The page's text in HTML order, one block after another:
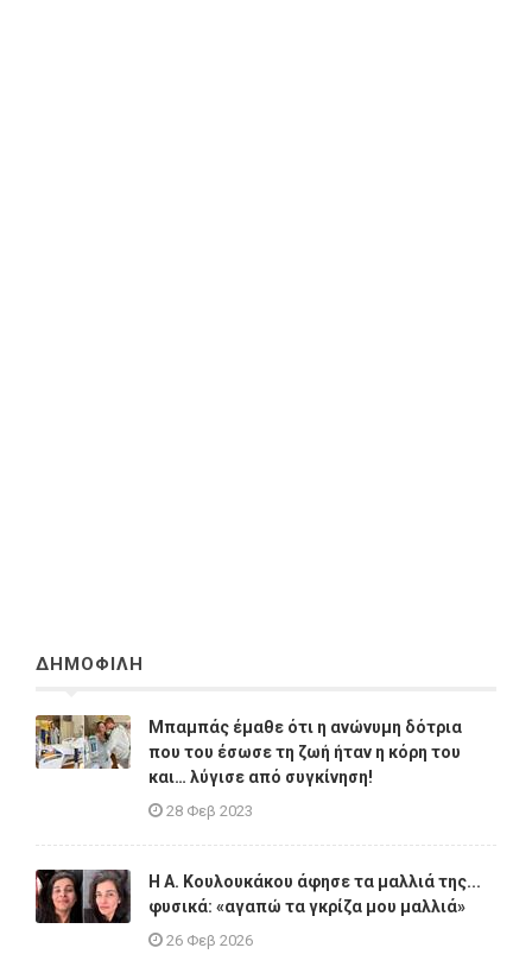
ΔΗΜΟΦΙΛΗ
Μπαμπάς έμαθε ότι η ανώνυμη δότρια
που του έσωσε τη ζωή ήταν η κόρη του
και… λύγισε από συγκίνηση!
28 Φεβ 2023
Η A. Κουλουκάκου άφησε τα μαλλιά της...
φυσικά: «αγαπώ τα γκρίζα μου μαλλιά»
26 Φεβ 2026